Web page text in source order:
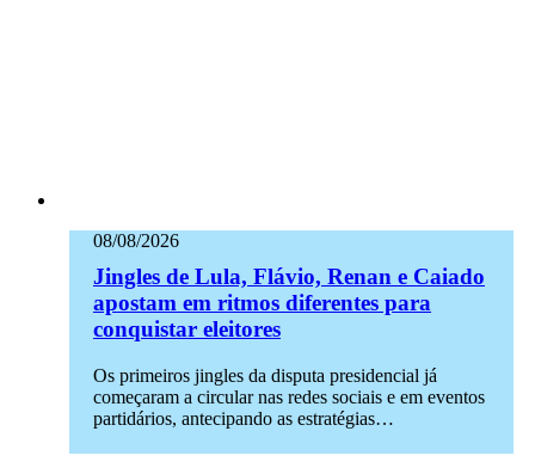
08/08/2026
Jingles de Lula, Flávio, Renan e Caiado
apostam em ritmos diferentes para
conquistar eleitores
Os primeiros jingles da disputa presidencial já
começaram a circular nas redes sociais e em eventos
partidários, antecipando as estratégias…